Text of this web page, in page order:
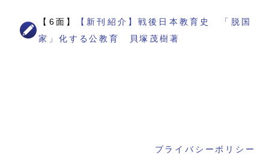
【6面】
【新刊紹介】戦後日本教育史 「脱国
家」化する公教育 貝塚茂樹著
プライバシーポリシー